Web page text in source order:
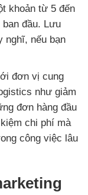
khoản từ 5 đến
ban đầu. Lưu
nghĩ, nếu bạn
đơn vị cung
như giảm
đơn hàng đầu
chi phí mà
công việc lâu